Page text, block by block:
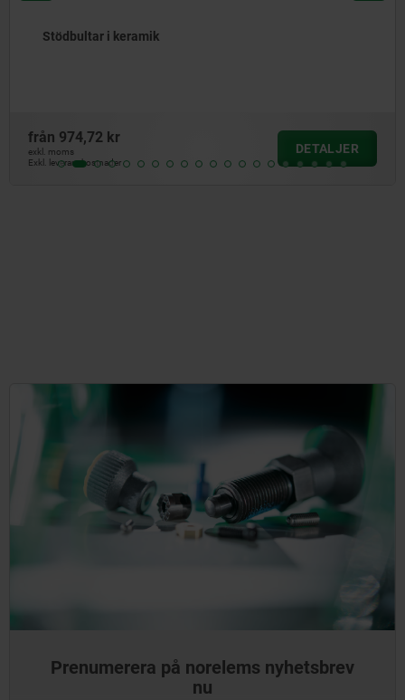
Stödbultar stål, härdad och slipad, utan centrering
från 32,58 kr
Exkl. leveranskostnader
DETALJER
Prenumerera på norelems nyhetsbrev
nu